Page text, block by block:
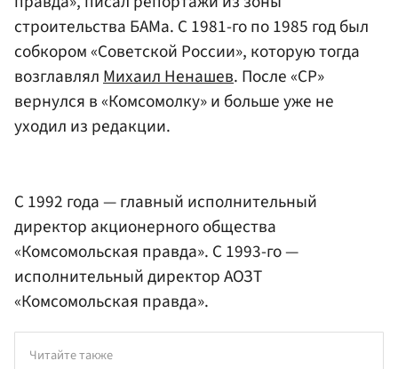
строительства БАМа. С 1981-го по 1985 год был
собкором «Советской России», которую тогда
возглавлялМихаил Ненашев. После «СР»
вернулся в «Комсомолку» и больше уже не
уходил из редакции.
С 1992 года — главный исполнительный
директор акционерного общества
«Комсомольская правда». С 1993-го —
исполнительный директор АОЗТ
«Комсомольская правда».
Читайте также